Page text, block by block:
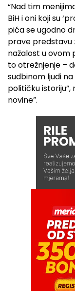
“Nad tim
BiH i oni koji su
pića se ugodno
prave predstavu
nažalost u ovom
to otrežnjenje –
sudbinom ljudi
političku istoriju”,
novine”.